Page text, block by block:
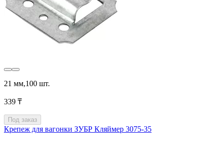
21 мм,100 шт.
339 ₸
Под заказ
Крепеж для вагонки ЗУБР Кляймер 3075-35